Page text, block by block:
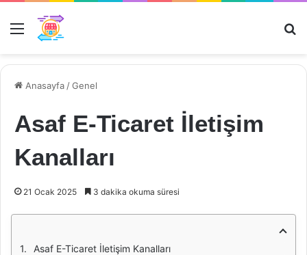
Menü
Anasayfa /Genel
Asaf E-Ticaret İletişim
Kanalları
21 Ocak 2025 3 dakika okuma süresi
Asaf E-Ticaret İletişim Kanalları